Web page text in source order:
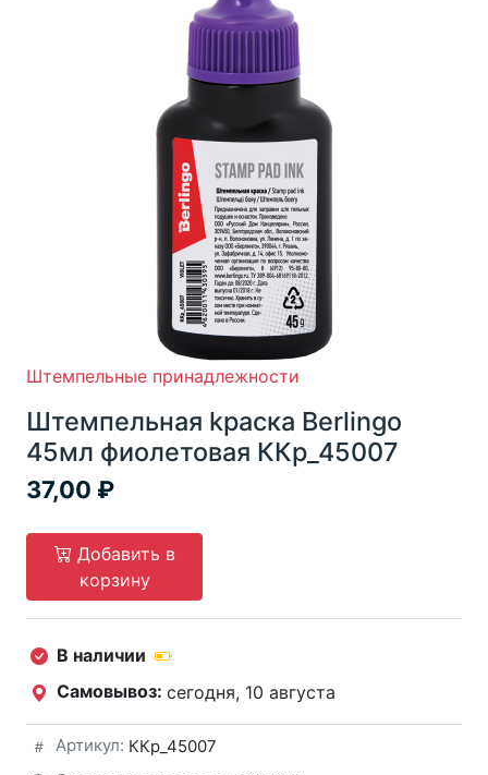
Штемпельные принадлежности
Штемпельная kраска Berlingo
45мл фиолетовая ККр_45007
37,00
Добавить в
корзину
В наличии
Самовывоз: сегодня, 10 августа
Артикул: ККр_45007